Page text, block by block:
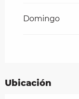
Domingo
Ubicación